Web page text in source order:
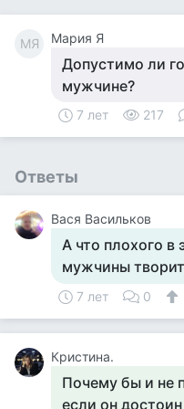
МЯ Мария Я
Допустимо ли
мужчине?
7 лет 217
Ответы
Вася Васильков
А что плохого в
мужчины
7 лет 0
Кристина.
Почему бы и не
если он достоин